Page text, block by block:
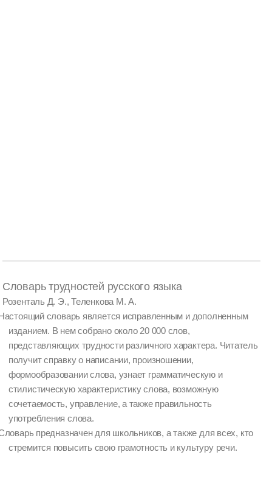
Словарь трудностей русского языка
Розенталь Д. Э., Теленкова М. А.
словарь является исправленным и дополненным
изданием. В нем собрано около 20 000 слов,
представляющих трудности различного характера. Читатель
получит справку о написании, произношении,
формообразовании слова, узнает грамматическую и
стилистическую характеристику слова, возможную
сочетаемость, управление, а также правильность
употребления слова.
предназначен для школьников, а также для всех, кто
стремится повысить свою грамотность и культуру речи.